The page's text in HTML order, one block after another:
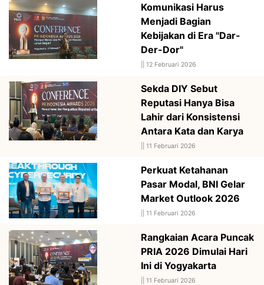
Komunikasi Harus
Menjadi Bagian
Kebijakan di Era "Dar-
Der-Dor"
12 Februari 2026
Sekda DIY Sebut
Reputasi Hanya Bisa
Lahir dari Konsistensi
Antara Kata dan Karya
11 Februari 2026
Perkuat Ketahanan
Pasar Modal, BNI Gelar
Market Outlook 2026
11 Februari 2026
Rangkaian Acara Puncak
PRIA 2026 Dimulai Hari
Ini di Yogyakarta
11 Februari 2026